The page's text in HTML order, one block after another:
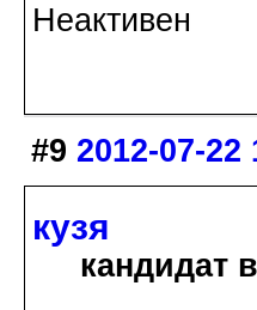
Неактивен
#9 2012-07-22
кузя
кандидат